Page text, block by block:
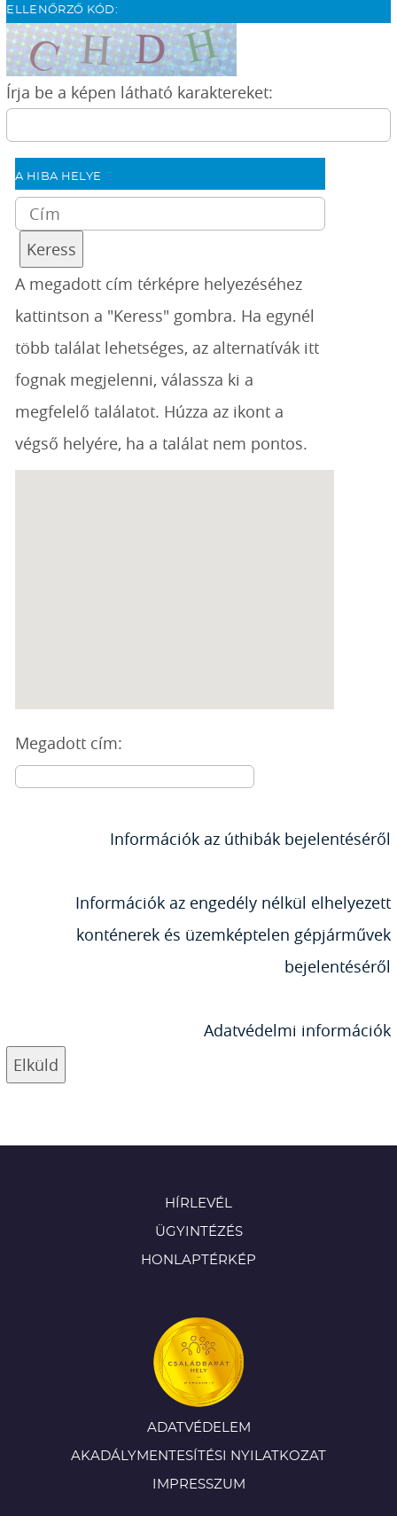
ELLENŐRZŐ KÓD:
Írja be a képen látható karaktereket:
A HIBA HELYE
A megadott cím térképre helyezéséhez
kattintson a "Keress" gombra. Ha egynél
több találat lehetséges, az alternatívák itt
fognak megjelenni, válassza ki a
megfelelő találatot. Húzza az ikont a
végső helyére, ha a találat nem pontos.
Megadott cím:
Információk az úthibák bejelentéséről
Információk az engedély nélkül elhelyezett
konténerek és üzemképtelen gépjárművek
bejelentéséről
Adatvédelmi információk
HÍRLEVÉL
ÜGYINTÉZÉS
HONLAPTÉRKÉP
ADATVÉDELEM
AKADÁLYMENTESÍTÉSI NYILATKOZAT
IMPRESSZUM